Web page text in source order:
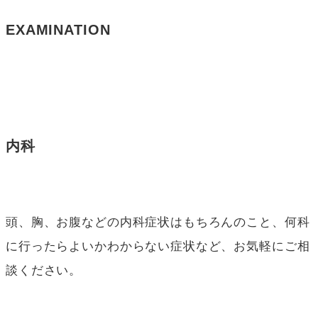
EXAMINATION
内科
頭、胸、お腹などの内科症状はもちろんのこと、何科
に行ったらよいかわからない症状など、お気軽にご相
談ください。